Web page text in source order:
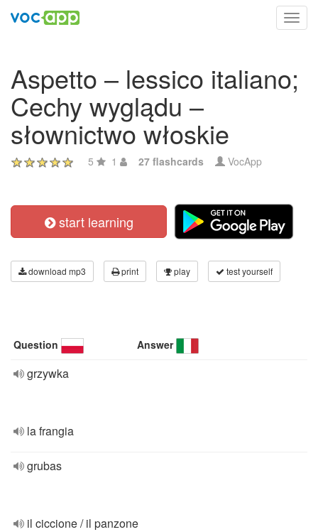
Aspetto – lessico italiano;
Cechy wyglądu –
słownictwo włoskie
5 1 27 flashcards VocApp
start learning
download mp3 print play test yourself
Question Answer
grzywka
la frangia
grubas
il ciccione / il panzone